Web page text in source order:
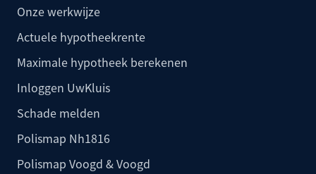
Onze werkwijze
Actuele hypotheekrente
Maximale hypotheek berekenen
Inloggen UwKluis
Schade melden
Polismap Nh1816
Polismap Voogd & Voogd